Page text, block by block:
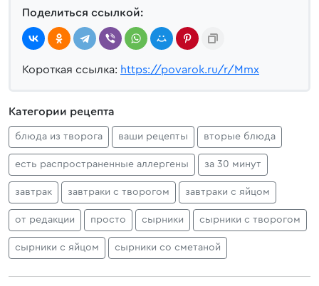
Поделиться ссылкой:
Короткая ссылка: https://povarok.ru/r/Mmx
Категории рецепта
блюда из творога ваши рецепты вторые блюда
есть распространенные аллергены за 30 минут
завтрак завтраки с творогом завтраки с яйцом
от редакции просто сырники сырники с творогом
сырники с яйцом сырники со сметаной